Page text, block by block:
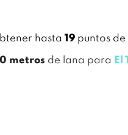
hasta 19 puntos
0 metros de lana para El